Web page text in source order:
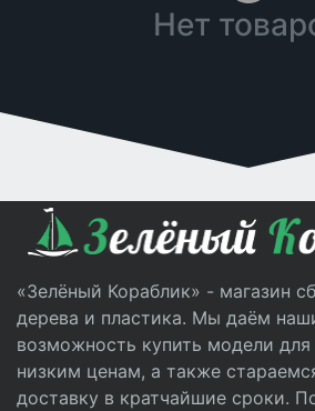
Нет
«Зелёный Кораблик» - магазин
дерева и пластика. Мы даём
возможность купить модели
низким ценам, а также
доставку в кратчайшие сроки.